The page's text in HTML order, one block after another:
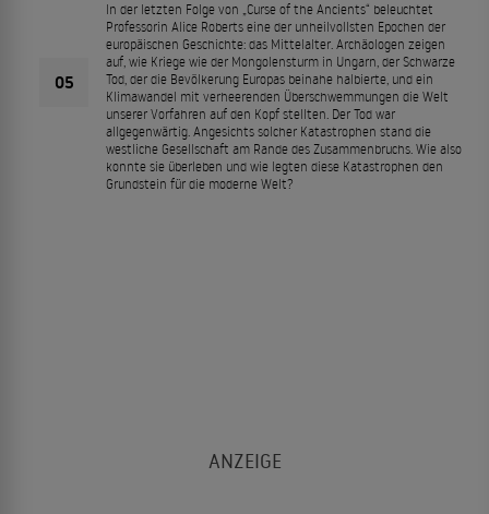
05
In der letzten Folge von „Curse of the Ancients“ beleuchtet
Professorin Alice Roberts eine der unheilvollsten Epochen der
europäischen Geschichte: das Mittelalter. Archäologen zeigen
auf, wie Kriege wie der Mongolensturm in Ungarn, der Schwarze
Tod, der die Bevölkerung Europas beinahe halbierte, und ein
Klimawandel mit verheerenden Überschwemmungen die Welt
unserer Vorfahren auf den Kopf stellten. Der Tod war
allgegenwärtig. Angesichts solcher Katastrophen stand die
westliche Gesellschaft am Rande des Zusammenbruchs. Wie also
konnte sie überleben und wie legten diese Katastrophen den
Grundstein für die moderne Welt?